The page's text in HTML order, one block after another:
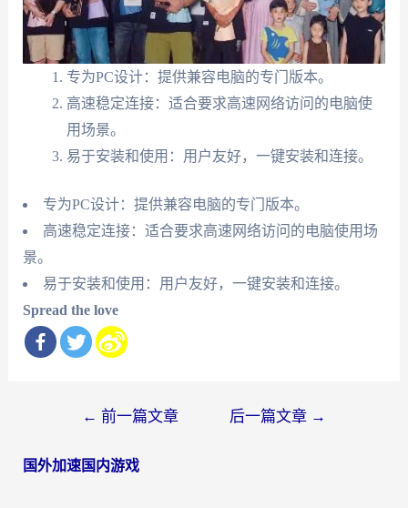
专为PC设计：提供兼容电脑的专门版本。
高速稳定连接：适合要求高速网络访问的电脑使
用场景。
易于安装和使用：用户友好，一键安装和连接。
专为PC设计：提供兼容电脑的专门版本。
高速稳定连接：适合要求高速网络访问的电脑使用场
景。
易于安装和使用：用户友好，一键安装和连接。
Spread the love
导
← 前一篇文章 后一篇文章 →
国外加速国内游戏